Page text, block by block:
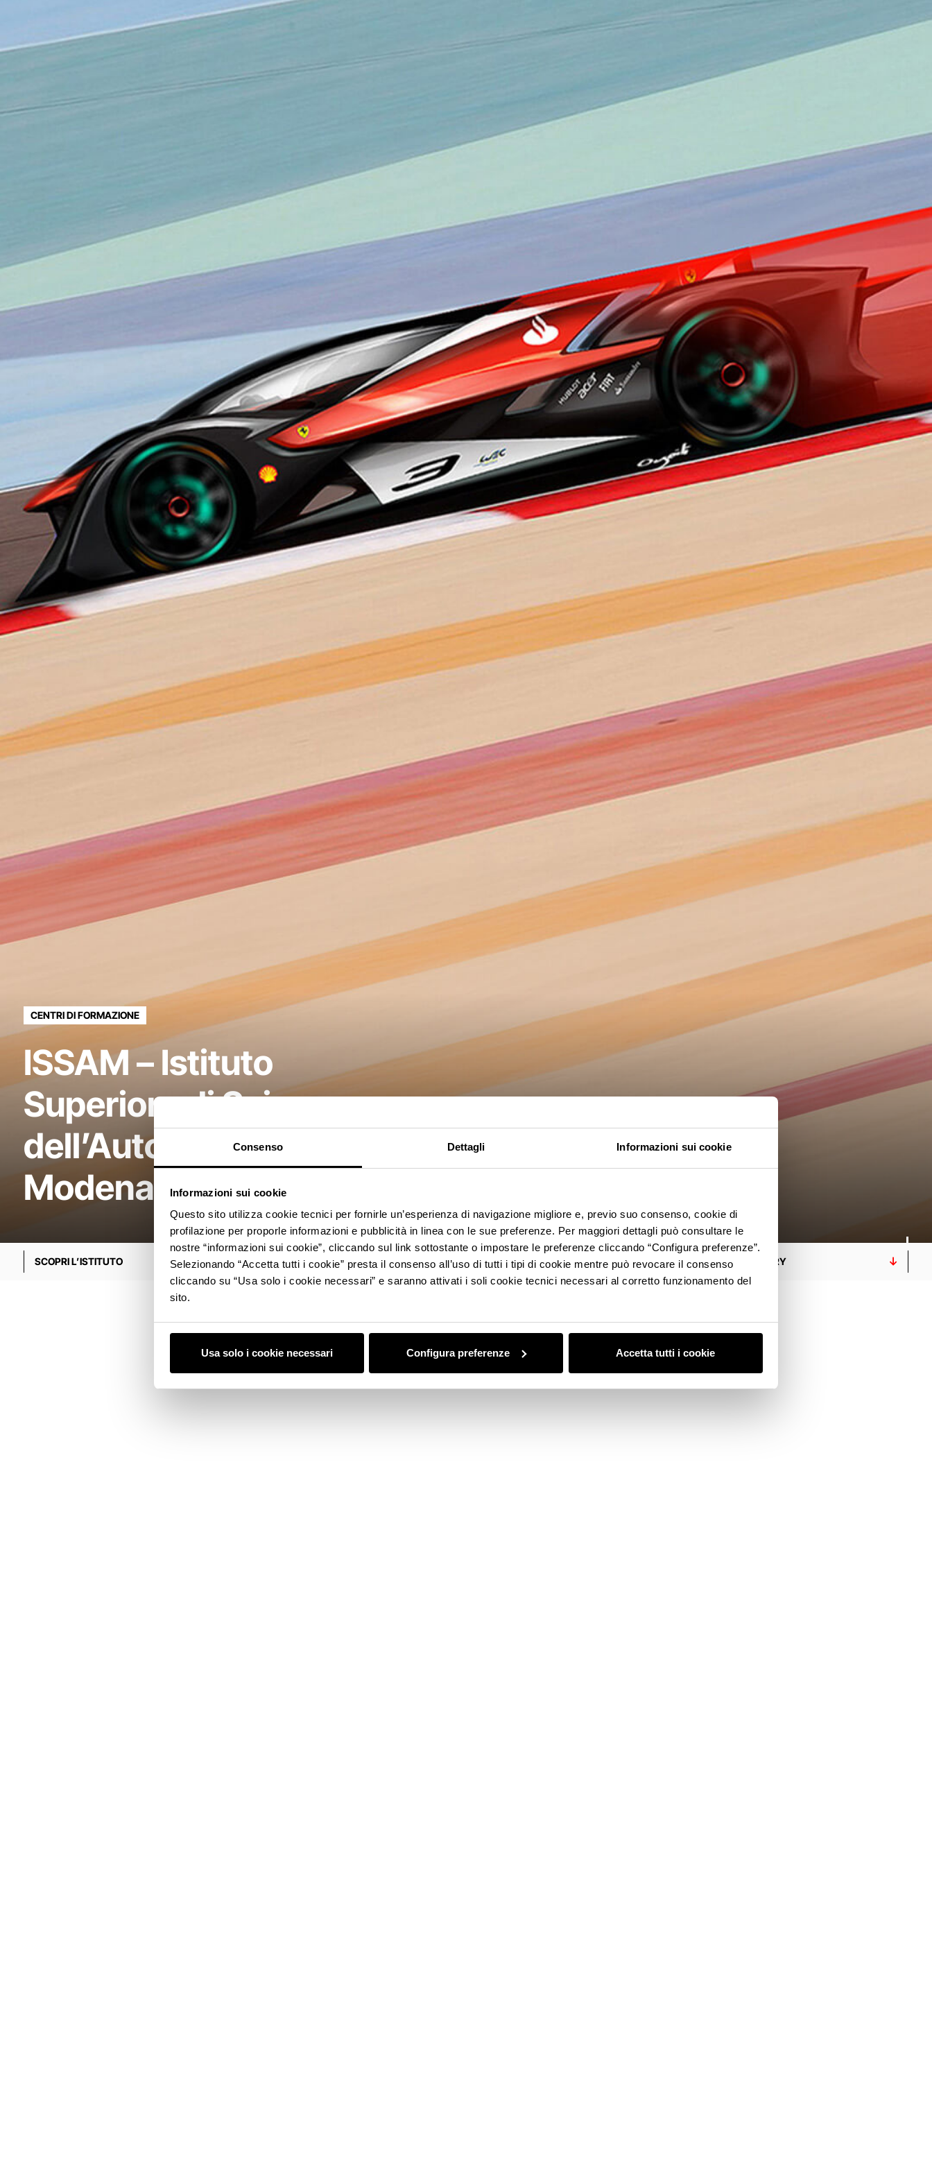
Consenso Dettagli Informazioni sui cookie
Informazioni sui cookie
Questo sito utilizza cookie tecnici per fornirle un’esperienza di navigazione migliore e, previo suo consenso, cookie di
profilazione per proporle informazioni e pubblicità in linea con le sue preferenze. Per maggiori dettagli può consultare le
nostre “informazioni sui cookie”, cliccando sul link sottostante o impostare le preferenze cliccando “Configura preferenze”.
Selezionando “Accetta tutti i cookie” presta il consenso all’uso di tutti i tipi di cookie mentre può revocare il consenso
cliccando su “Usa solo i cookie necessari” e saranno attivati i soli cookie tecnici necessari al corretto funzionamento del
sito.
Usa solo i cookie necessari Configura preferenze Accetta tutti i cookie
CENTRI DI FORMAZIONE
ISSAM – Istituto
Superiore di Scienza
dell’Automobile di
Modena
SCOPRI L’ISTITUTO L’OFFERTA FORMATIVA VISITA NEWS GALLERY